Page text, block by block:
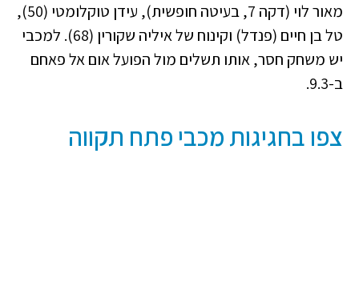
מאור לוי (דקה 7, בעיטה חופשית), עידן טוקלומטי (50),
טל בן חיים (פנדל) וקינוח של איליה שקורין (68). למכבי
יש משחק חסר, אותו תשלים מול הפועל אום אל פאחם
ב-9.3.
צפו בחגיגות מכבי פתח תקווה